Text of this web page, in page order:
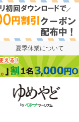
夏季休業について